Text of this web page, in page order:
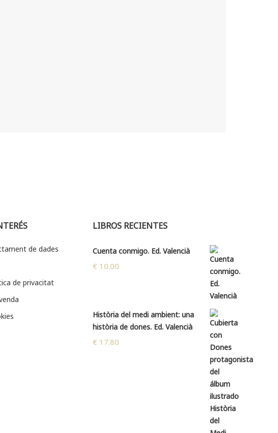
de dades
de privacitat
LIBROS RECIENTES
Cuenta conmigo. Ed. Valencià
€10.00
Història del medi ambient: una
història de dones. Ed. Valencià
€17.80